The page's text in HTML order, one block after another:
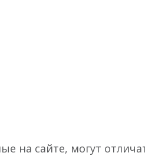
на сайте, могут